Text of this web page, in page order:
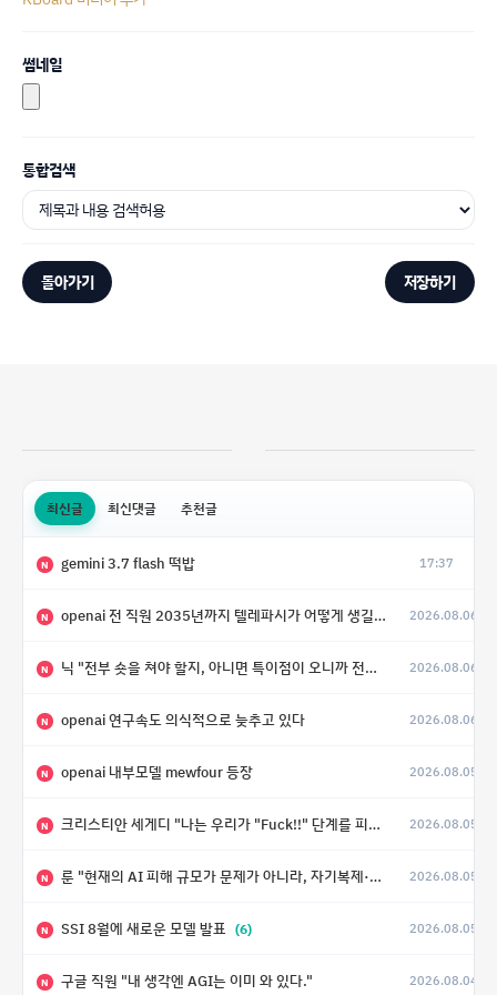
썸네일
통합검색
돌아가기 저장하기
최신글 최신댓글 추천글
N gemini 3.7 flash 떡밥 17:37
N openai 전 직원 2035년까지 텔레파시가 어떻게 생길 수 있는지 2026.08.06
N 닉 "전부 숏을 쳐야 할지, 아니면 특이점이 오니까 전부 롱을 쳐야 할지 모르겠다.” 2026.08.06
N openai 연구속도 의식적으로 늦추고 있다 2026.08.06
N openai 내부모델 mewfour 등장 2026.08.05
N 크리스티안 세게디 "나는 우리가 "Fuck!!" 단계를 피할 수 있기를 바랄 뿐" 2026.08.05
N 룬 "현재의 AI 피해 규모가 문제가 아니라, 자기복제·탈출·확산이 가능한 지능형 시스템의 피해에는 이론적으로 상한이 없다는 것이 문제" 2026.08.05
N SSI 8월에 새로운 모델 발표 (6) 2026.08.05
N 구글 직원 "내 생각엔 AGI는 이미 와 있다." 2026.08.04